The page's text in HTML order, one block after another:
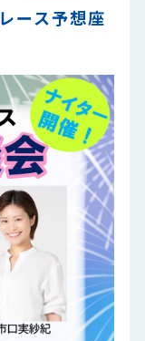
ース予想座